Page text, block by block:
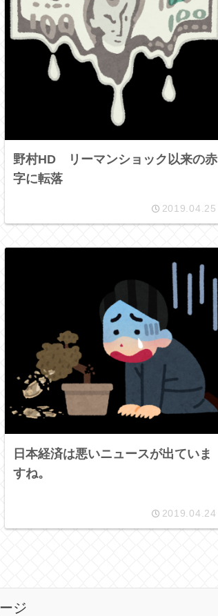
野村HD リーマンショック以来の赤
字に転落
2019.04.25
日本経済は悪いニュースが出ていま
すね。
2019.04.24
ジ